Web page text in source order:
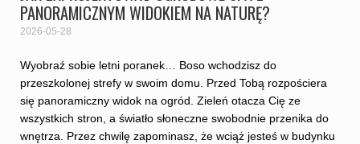
PANORAMICZNYM WIDOKIEM NA NATURĘ?
2026-05-28
Wyobraź sobie letni poranek… Boso wchodzisz do
przeszkolonej strefy w swoim domu. Przed Tobą rozpościera
się panoramiczny widok na ogród. Zieleń otacza Cię ze
wszystkich stron, a światło słoneczne swobodnie przenika do
wnętrza. Przez chwilę zapominasz, że wciąż jesteś w budynku